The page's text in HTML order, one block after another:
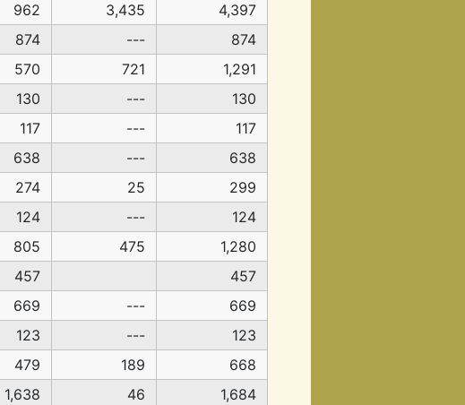
962 3,435
4,397
874 ---
874
570 721
1,291
130 ---
130
117 ---
117
638 ---
638
274 25
299
124 ---
124
805 475
1,280
457
457
669 ---
669
123 ---
123
479 189
668
1,638 46
1,684